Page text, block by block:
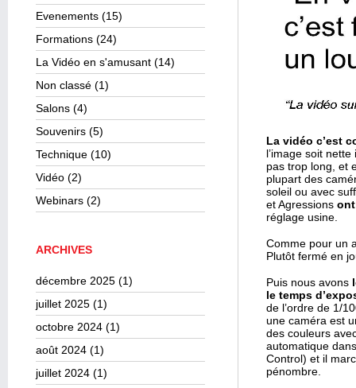
Evenements (15)
Formations (24)
La Vidéo en s'amusant (14)
Non classé (1)
Salons (4)
Souvenirs (5)
Technique (10)
Vidéo (2)
Webinars (2)
ARCHIVES
décembre 2025 (1)
juillet 2025 (1)
octobre 2024 (1)
août 2024 (1)
juillet 2024 (1)
La vidéo c’est
l’image soit
pas trop long, et
plupart des
soleil ou avec
et Agressions
réglage usine.
Comme pour un
Plutôt fermé en
Puis nous avons
le temps
de l’ordre de 1/
une caméra est
des couleurs
automatique
Control) et il
pénombre.